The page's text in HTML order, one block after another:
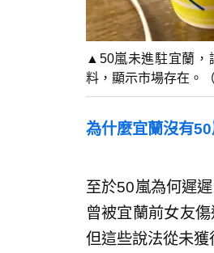
▲50嵐未進駐宜蘭，
料，顯示市場存在。
為什麼宜蘭沒有
至於50嵐為何遲
曾被宜蘭前女友
但這些說法從未獲